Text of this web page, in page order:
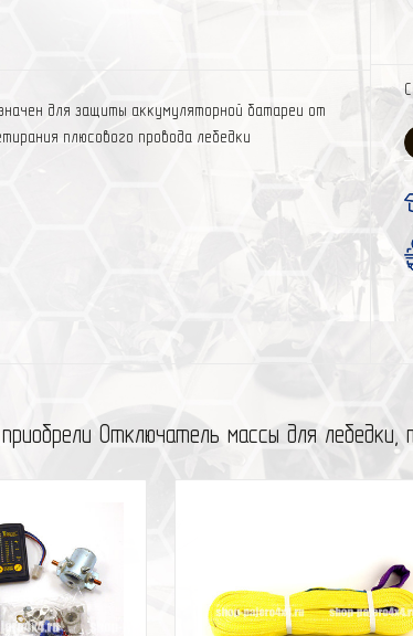
для защиты аккумуляторной батареи от
плюсового провода лебедки
Отключатель массы для лебедки,